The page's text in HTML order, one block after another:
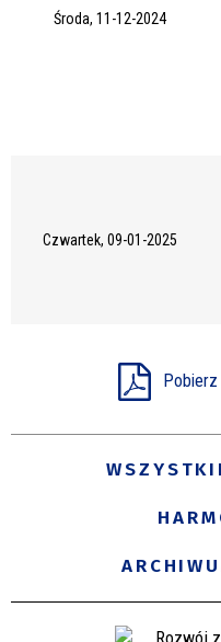
Miejsce
Środa, 11-12-2024
Czwartek, 09-01-2025